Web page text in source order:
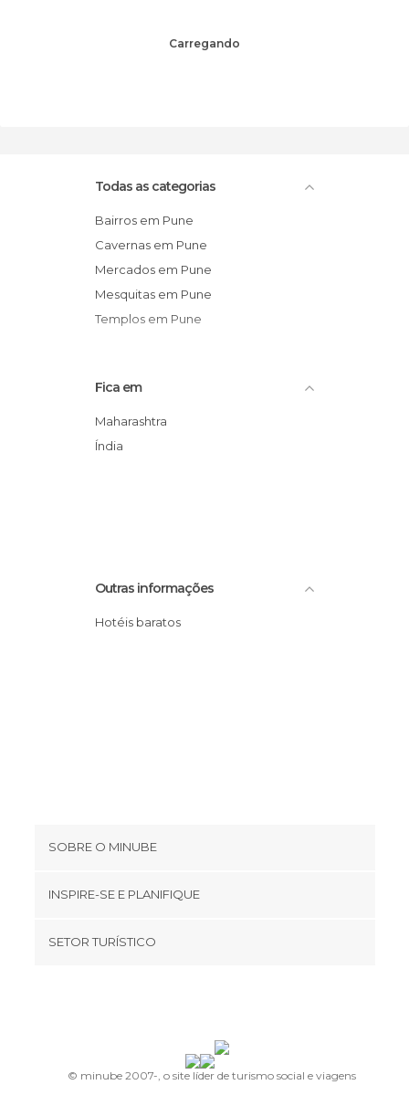
Carregando
Todas as categorias
Bairros em Pune
Cavernas em Pune
Mercados em Pune
Mesquitas em Pune
Templos em Pune
Fica em
Maharashtra
Índia
Outras informações
Hotéis baratos
SOBRE O MINUBE
Términos e Condições
INSPIRE-SE E PLANIFIQUE
footer@item_discovertips_anchor
SETOR TURÍSTICO
© minube 2007-, o site líder de turismo social e viagens